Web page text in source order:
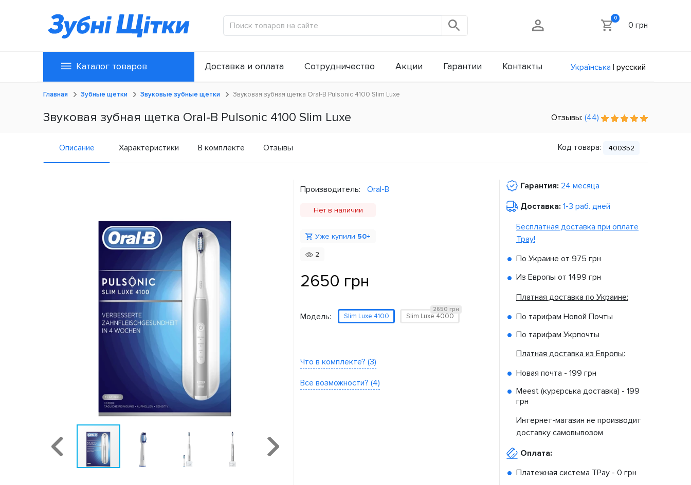
0
0 грн
Каталог товаров Доставка и оплата Сотрудничество Акции Гарантии Контакты Українська | русский
Главная Зубные щетки Звуковые зубные щетки Звуковая зубная щетка Oral-B Pulsonic 4100 Slim Luxe
Звуковая зубная щетка Oral-B Pulsonic 4100 Slim Luxe Отзывы: (44)
Описание Характеристики В комплекте Отзывы Код товара: 400352
Производитель: Oral-B
Нет в наличии
Уже купили 50+
2
2650 грн
Модель: Slim Luxe 4100 Slim Luxe 4000
2650 грн
Что в комплекте? (3)
Все возможности? (4)
Гарантия: 24 месяца
Доставка: 1-3 раб. дней
Бесплатная доставка при оплате
Tpay!
По Украине от 975 грн
Из Европы от 1499 грн
Платная доставка по Украине:
По тарифам Новой Почты
По тарифам Укрпочты
Платная доставка из Европы:
Новая почта - 199 грн
Meest (курєрська доставка) - 199
грн
Интернет-магазин не производит
доставку самовывозом
Оплата:
Платежная система TPay - 0 грн